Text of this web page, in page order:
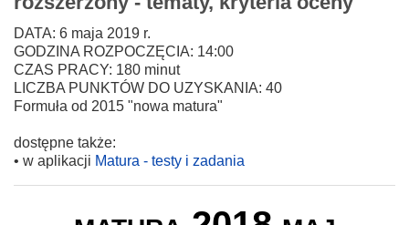
DATA: 6 maja 2019 r.
GODZINA ROZPOCZĘCIA: 14:00
CZAS PRACY: 180 minut
LICZBA PUNKTÓW DO UZYSKANIA: 40
Formuła od 2015 "nowa matura"
dostępne także:
• w aplikacji Matura - testy i zadania